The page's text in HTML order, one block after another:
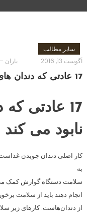
سایر مطالب
آگوست 13, 2016
باران
17 عادتی که دندان های شما را نابود می کند
17 عادتی
نابود می کند
کار اصلی دندان جویدن
به
سلامت دستگاه گوارش کمک
انجام دهند باید از سلامت
از دندان‌هاست. کارهای زیر